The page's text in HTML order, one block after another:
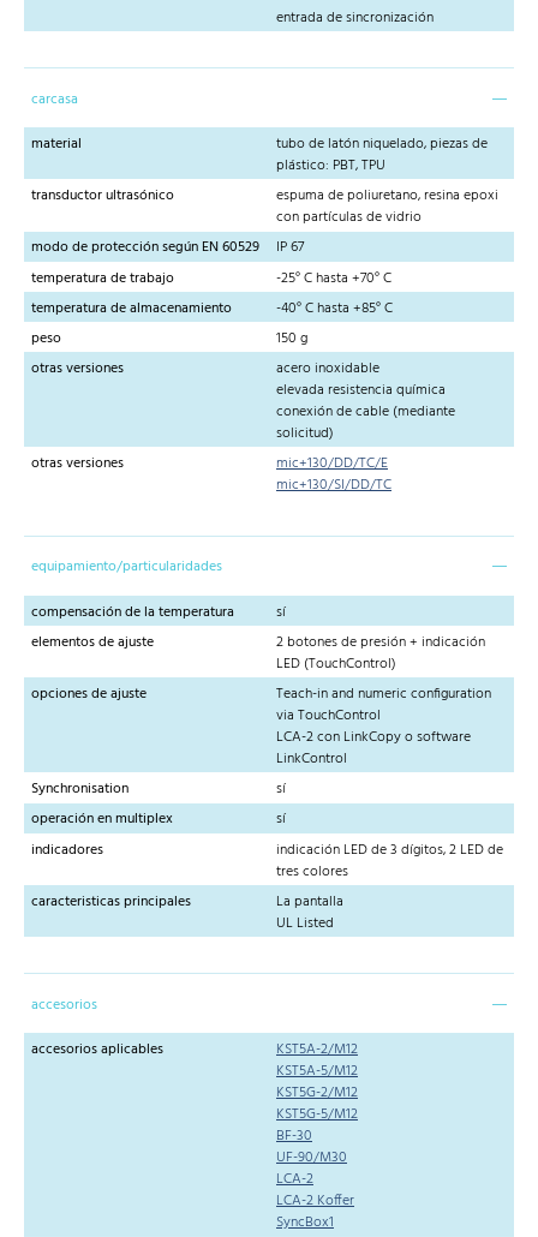
entrada de sincronización
carcasa
material
tubo de latón niquelado, piezas de
plástico: PBT, TPU
transductor ultrasónico
espuma de poliuretano, resina epoxi
con partículas de vidrio
modo de protección según EN 60529
IP 67
temperatura de trabajo
-25° C hasta +70° C
temperatura de almacenamiento
-40° C hasta +85° C
peso
150 g
otras versiones
acero inoxidable
elevada resistencia química
conexión de cable (mediante
solicitud)
otras versiones
mic+130/DD/TC/E
mic+130/SI/DD/TC
equipamiento/particularidades
compensación de la temperatura
sí
elementos de ajuste
2 botones de presión + indicación
LED (TouchControl)
opciones de ajuste
Teach-in and numeric configuration
via TouchControl
LCA-2 con LinkCopy o software
LinkControl
Synchronisation
sí
operación en multiplex
sí
indicadores
indicación LED de 3 dígitos, 2 LED de
tres colores
caracteristicas principales
La pantalla
UL Listed
accesorios
accesorios aplicables
KST5A-2/M12
KST5A-5/M12
KST5G-2/M12
KST5G-5/M12
BF-30
UF-90/M30
LCA-2
LCA-2 Koffer
SyncBox1